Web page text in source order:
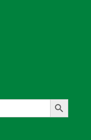
Search Button